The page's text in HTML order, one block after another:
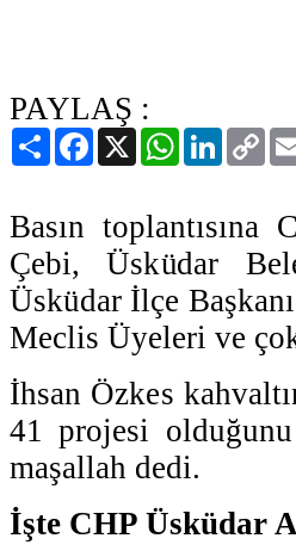
PAYLAŞ :
PaylaşFacebook
X WhatsAppLinkedIn
Basın
Çebi, Üsküdar
Üsküdar İlçe
Meclis Üyeleri ve
İhsan Özkes
41 projesi
maşallah dedi.
İşte CHP Üsküdar